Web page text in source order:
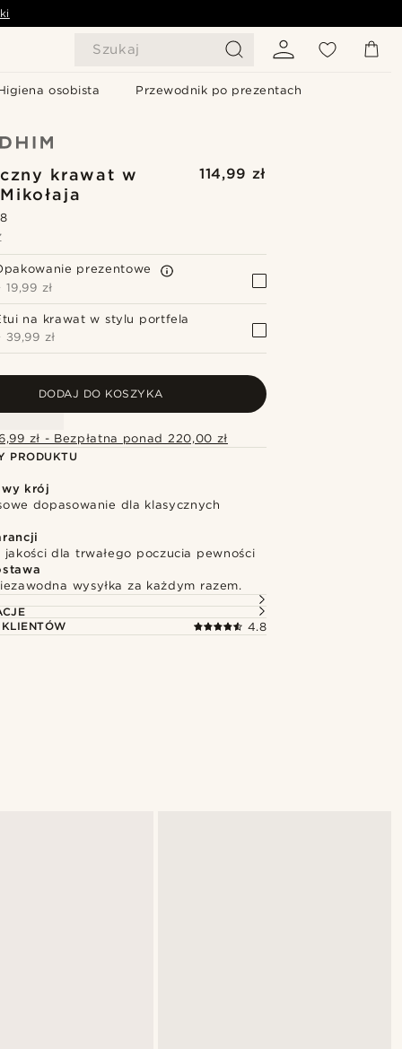
Szukaj
osobista Przewodnik po prezentach
krawat w
114,99 zł
prezentowe
19,99 zł
na krawat w stylu portfela
39,99 zł
DODAJ DO KOSZYKA
zł - Bezpłatna ponad 220,00 zł
PRODUKTU
krój
dopasowanie dla klasycznych
jakości dla trwałego poczucia pewności
wysyłka za każdym razem.
4.8